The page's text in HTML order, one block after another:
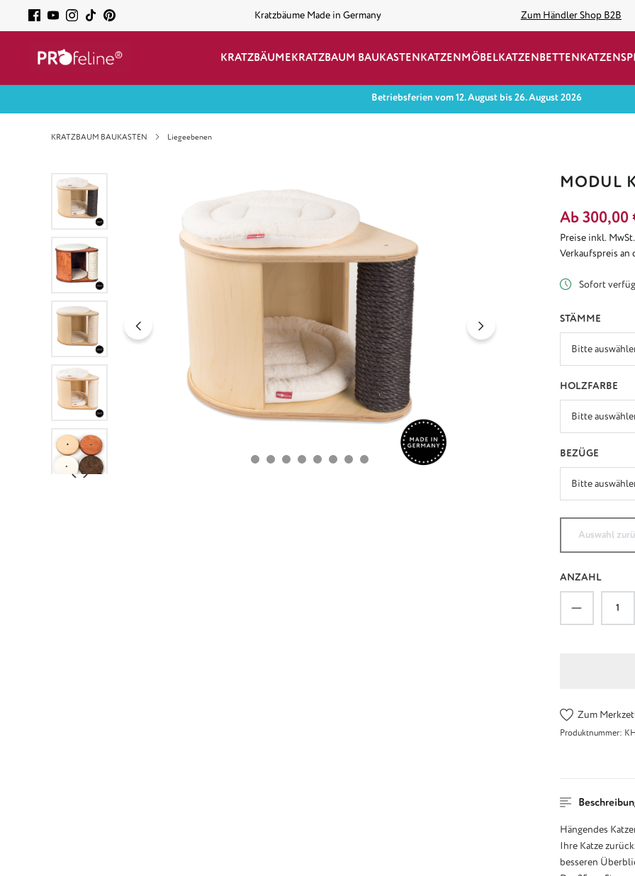
Kratzbäume Made in Germany Zum Händler Shop B2B
KRATZBÄUMEKRATZBAUM BAUKASTENKATZENMÖBELKATZENBETTEN
Betriebsferien vom 12. August bis 26. August 2026
KRATZBAUM BAUKASTEN Liegeebenen
Bildergalerie überspringen
MODUL
Ab300,00
Preise inkl.
Verkaufspreis an
Sofort
STÄMME
HOLZFARBE
BEZÜGE
Auswahl
ANZAHL
Produkt
Zum
Produktnummer:
Hängendes
Ihre Katze
besseren